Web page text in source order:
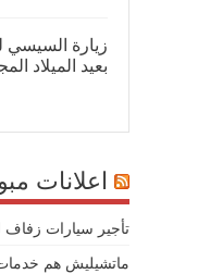
زيارة السيسي
بعيد الميلاد
اعلانات
تأجير سيارات
ماتشيليش هم